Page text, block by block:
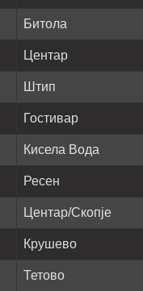
Битола
Центар
Штип
Гостивар
Кисела Вода
Ресен
Центар/Скопје
Крушево
Тетово